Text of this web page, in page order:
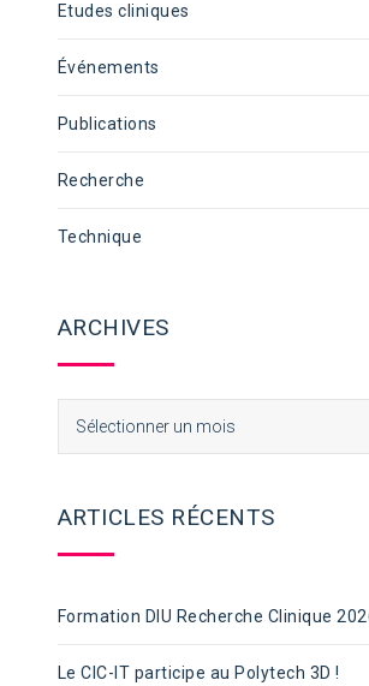
Etudes cliniques
Événements
Publications
Recherche
Technique
ARCHIVES
ARTICLES RÉCENTS
Formation DIU Recherche Clinique
Le CIC-IT participe au Polytech 3D !